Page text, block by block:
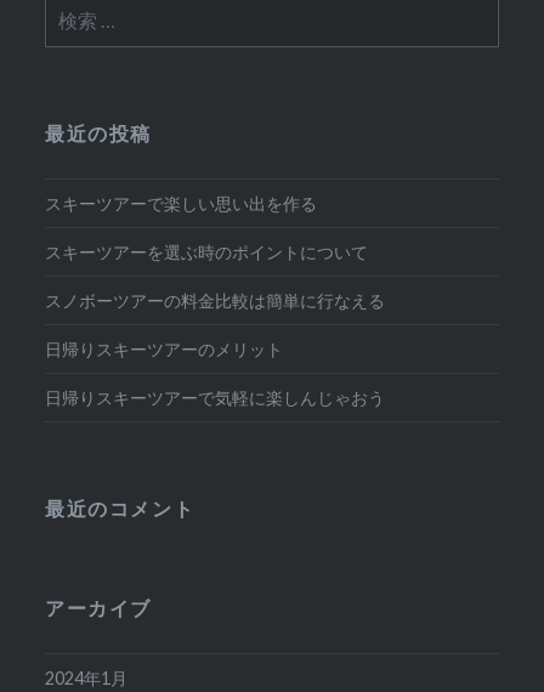
索:
最近の投稿
スキーツアーで楽しい思い出を作る
スキーツアーを選ぶ時のポイントについて
スノボーツアーの料金比較は簡単に行なえる
日帰りスキーツアーのメリット
日帰りスキーツアーで気軽に楽しんじゃおう
最近のコメント
アーカイブ
2024年1月